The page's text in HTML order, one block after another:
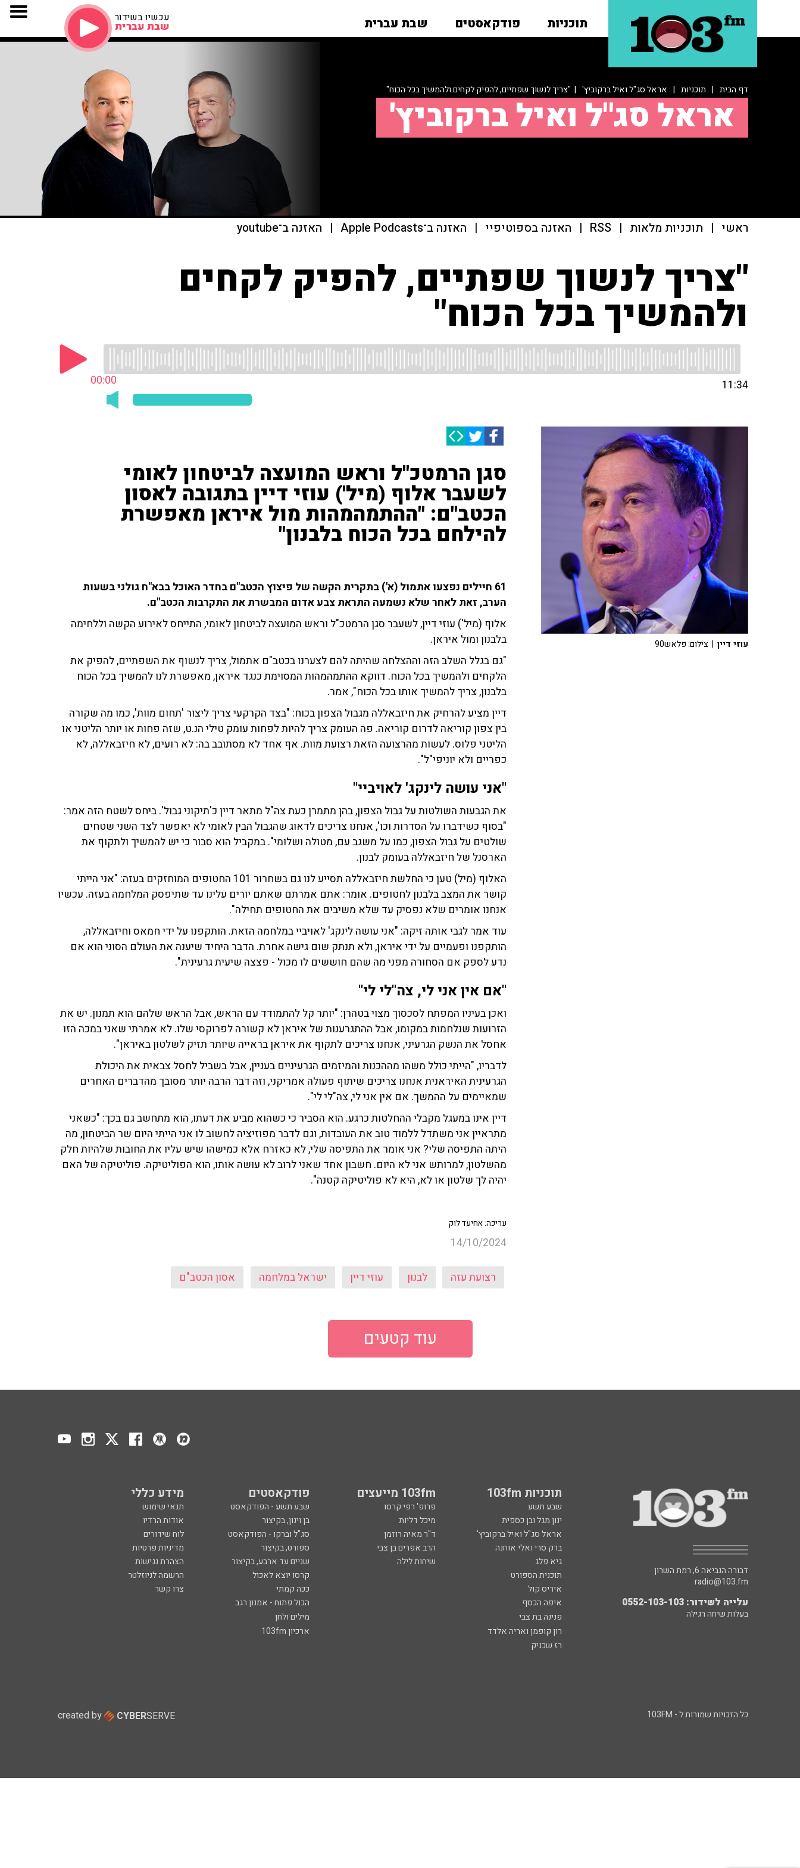
תוכניות פודקאסטים שבת עברית עכשיו בשידור
שבת עברית
דף הבית | תוכניות | אראל סג"ל ואיל ברקוביץ' | "צריך לנשוך שפתיים, להפיק לקחים ולהמשיך בכל הכוח"
אראל סג"ל ואיל ברקוביץ'
ראשי | תוכניות מלאות |
RSS
| האזנה בספוטיפיי | האזנה ב־Apple Podcasts | האזנה ב־youtube
"צריך לנשוך שפתיים, להפיק לקחים
ולהמשיך בכל הכוח"
00:00 11:34
סגן הרמטכ"ל וראש המועצה לביטחון לאומי
לשעבר אלוף (מיל') עוזי דיין בתגובה לאסון
הכטב"ם: "ההתמהמהות מול איראן מאפשרת
להילחם בכל הכוח בלבנון"
61 חיילים נפצעו אתמול (א') בתקרית הקשה של פיצוץ הכטב"ם בחדר האוכל בבא"ח גולני בשעות
הערב, זאת לאחר שלא נשמעה התראת צבע אדום המבשרת את התקרבות הכטב"ם.
אלוף (מיל') עוזי דיין, לשעבר סגן הרמטכ"ל וראש המועצה לביטחון לאומי, התייחס לאירוע הקשה וללחימה
בלבנון ומול איראן.
"גם בגלל השלב הזה וההצלחה שהיתה להם לצערנו בכטב"ם אתמול, צריך לנשוף את השפתיים, להפיק את
הלקחים ולהמשיך בכל הכוח. דווקא ההתמהמהות המסוימת כנגד איראן, מאפשרת לנו להמשיך בכל הכוח
בלבנון, צריך להמשיך אותו בכל הכוח", אמר.
דיין מציע להרחיק את חיזבאללה מגבול הצפון בכוח: "בצד הקרקעי צריך ליצור 'תחום מוות', כמו מה שקורה
בין צפון קוריאה לדרום קוריאה. פה העומק צריך להיות לפחות עומק טילי הנ.ט, שזה פחות או יותר הליטני או
הליטני פלוס. לעשות מהרצועה הזאת רצועת מוות. אף אחד לא מסתובב בה: לא רועים, לא חיזבאללה, לא
כפריים ולא יוניפי"ל".
"אני עושה לינקג' לאויביי"
את הגבעות השולטות על גבול הצפון, בהן מתמרן כעת צה"ל מתאר דיין כ'תיקוני גבול'. ביחס לשטח הזה אמר:
"בסוף כשידברו על הסדרות וכו', אנחנו צריכים לדאוג שהגבול הבין לאומי לא יאפשר לצד השני שטחים
שולטים על גבול הצפון, כמו על משגב עם, מטולה ושלומי". במקביל הוא סבור כי יש להמשיך ולתקוף את
הארסנל של חיזבאללה בעומק לבנון.
האלוף (מיל) טען כי החלשת חיזבאללה תסייע לנו גם בשחרור 101 החטופים המוחזקים בעזה: "אני הייתי
קושר את המצב בלבנון לחטופים. אומר: אתם אמרתם שאתם יורים עלינו עד שתיפסק המלחמה בעזה. עכשיו
אנחנו אומרים שלא נפסיק עד שלא משיבים את החטופים תחילה".
עוד אמר לגבי אותה זיקה: "אני עושה לינקג' לאויביי במלחמה הזאת. הותקפנו על ידי חמאס וחיזבאללה,
הותקפנו ופעמיים על ידי איראן, ולא תנתק שום גישה אחרת. הדבר היחיד שיענה את העולם הסוני הוא אם
נדע לספק אם הסחורה מפני מה שהם חוששים לו מכול - פצצה שיעית גרעינית".
"אם אין אני לי, צה"לי לי"
ואכן בעיניו המפתח לסכסוך מצוי בטהרן: "יותר קל להתמודד עם הראש, אבל הראש שלהם הוא תמנון. יש את
הזרועות שנלחמות במקומו, אבל ההתגרענות של איראן לא קשורה לפרוקסי שלו. לא אמרתי שאני במכה הזו
אחסל את הנשק הגרעיני, אנחנו צריכים לתקוף את איראן בראייה שיותר תזיק לשלטון באיראן".
לדבריו, "הייתי כולל משהו מההכנות והמיזמים הגרעיניים בעניין, אבל בשביל לחסל צבאית את היכולת
הגרעינית האיראנית אנחנו צריכים שיתוף פעולה אמריקני, וזה דבר הרבה יותר מסובך מהדברים האחרים
שמאיימים על ההמשך. אם אין אני לי, צה"לי לי".
דיין אינו במעגל מקבלי ההחלטות כרגע. הוא הסביר כי כשהוא מביע את דעתו, הוא מתחשב גם בכך: "כשאני
מתראיין אני משתדל ללמוד טוב את העובדות, וגם לדבר מפוזיציה לחשוב לו אני הייתי היום שר הביטחון, מה
היתה התפיסה שלי? אני אומר את התפיסה שלי, לא כאזרח אלא כמישהו שיש עליו את החובות שלהיות חלק
מהשלטון, למרותש אני לא היום. חשבון אחד שאני לרוב לא עושה אותו, הוא הפוליטיקה. פוליטיקה של האם
יהיה לך שלטון או לא, היא לא פוליטיקה קטנה".
עריכה: אחיעד לוק
14/10/2024
רצועת עזה לבנון עוזי דיין ישראל במלחמה אסון הכטב"ם
עוזי דיין | צילום: פלאש90
עוד קטעים
תוכניות 103fm 103fm מייעצים פודקאסטים מידע כללי
שבע תשע פרופ' רפי קרסו שבע תשע - הפודקאסט
תנאי שימוש
ינון מגל ובן כספית
מיכל דליות בן וינון, בקיצור
אודות הרדיו
אראל סג"ל ואיל ברקוביץ'
ד"ר מאיה רוזמן סג"ל וברקו - הפודקאסט
לוח שידורים
ברק סרי ואלי אוחנה
הרב אפרים בן צבי ספורט, בקיצור
מדיניות פרטיות
גיא פלג
שיחות לילה שניים עד ארבע, בקיצור
הצהרת נגישות
תוכנית הספורט
קרסו יוצא לאכול
הרשמה לניוזלטר
איריס קול
ככה קמתי
צרו קשר
איפה הכסף
הכול פתוח - אמנון רגב
פנינה בת צבי
מילים ולחן
רון קופמן ואריה אלדד
ארכיון 103fm
רז שכניק
דבורה הנביאה 6, רמת השרון
radio@103.fm
עלייה לשידור: 0552-103-103
בעלות שיחה רגילה
כל הזכויות שמורות ל - 103FM created by CYBERSERVE